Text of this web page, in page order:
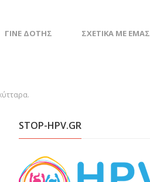
ΓΙΝΕ ΔΟΤΗΣ ΣΧΕΤΙΚΑ ΜΕ ΕΜΑΣ
STOP-HPV.GR